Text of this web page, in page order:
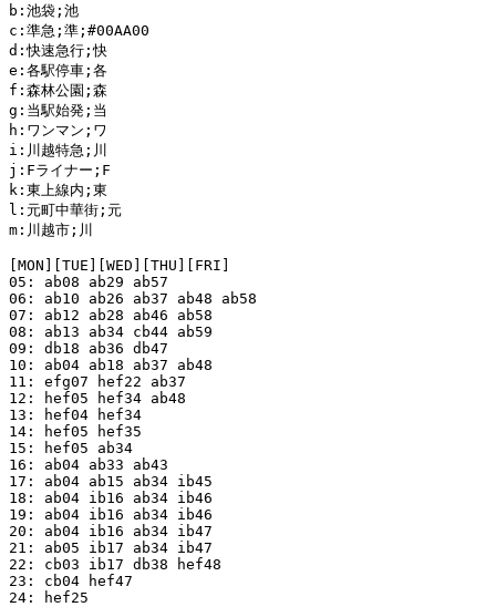
b:池袋;池
c:準急;準;#00AA00
d:快速急行;快
e:各駅停車;各
f:森林公園;森
g:当駅始発;当
h:ワンマン;ワ
i:川越特急;川
j:Fライナー;F
k:東上線内;東
l:元町中華街;元
m:川越市;川
[MON][TUE][WED][THU][FRI]
05: ab08 ab29 ab57
06: ab10 ab26 ab37 ab48 ab58
07: ab12 ab28 ab46 ab58
08: ab13 ab34 cb44 ab59
09: db18 ab36 db47
10: ab04 ab18 ab37 ab48
11: efg07 hef22 ab37
12: hef05 hef34 ab48
13: hef04 hef34
14: hef05 hef35
15: hef05 ab34
16: ab04 ab33 ab43
17: ab04 ab15 ab34 ib45
18: ab04 ib16 ab34 ib46
19: ab04 ib16 ab34 ib46
20: ab04 ib16 ab34 ib47
21: ab05 ib17 ab34 ib47
22: cb03 ib17 db38 hef48
23: cb04 hef47
24: hef25